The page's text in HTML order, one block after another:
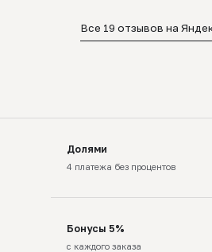
Все 19 отзывов на
Долями
4 платежа без процентов
Бонусы 5%
с каждого заказа